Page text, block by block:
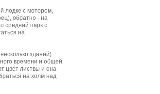
лодке с мотором,
обратно - на
средний парк с
на
зданий)
времени и общей
цвет листвы и она
на холм над